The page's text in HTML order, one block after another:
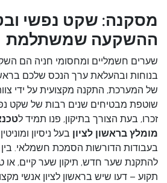
מסקנה: שקט נפשי
ההשקעה שמשתלמת
שערים חשמליים ומחסומי חניה הם
בנוחות ובהעלאת ערך הנכס שלכם
של המערכת, התקנה מקצועית על ידי
שוטפת מבטיחים שנים רבות של שקט
זכרו, בעת הצורך בתיקון, פנו תמיד ל
מומלץ בראשון לציון בעל ניסיון
בעבודות הדורשות הסמכת חשמלאי.
להתקנת שער חדש, תיקון שער קיים, או
תקוע – דעו שיש בראשון לציון אנשי